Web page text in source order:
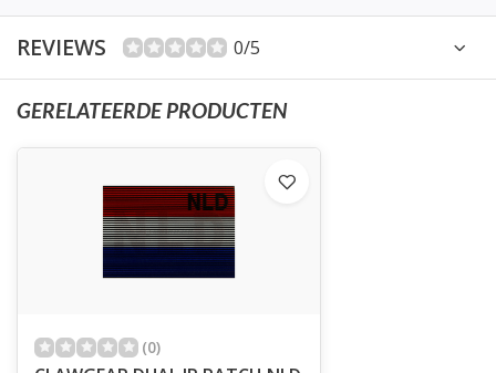
REVIEWS 0/5
GERELATEERDE PRODUCTEN
(0)